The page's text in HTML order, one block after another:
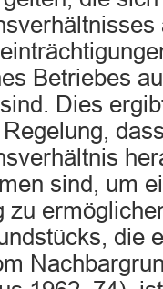
Betriebes
Dies
sind, um
die